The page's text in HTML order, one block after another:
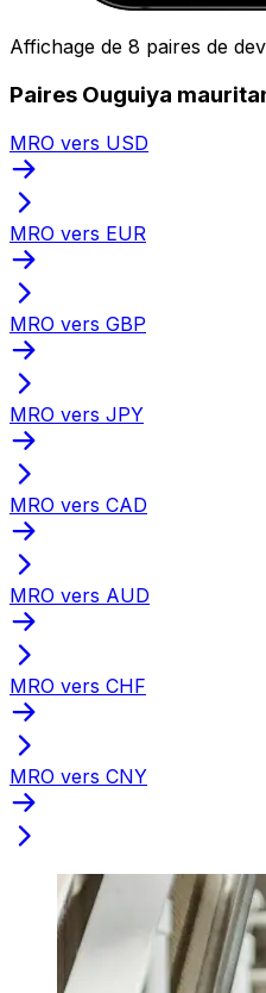
Affichage de 8 paires de
Paires Ouguiya
MRO vers USD
MRO vers EUR
MRO vers GBP
MRO vers JPY
MRO vers CAD
MRO vers AUD
MRO vers CHF
MRO vers CNY